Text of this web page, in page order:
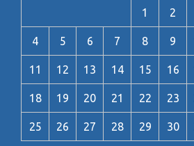
1 2
4 5 6 7 8 9
11 12 13 14 15 16
18 19 20 21 22 23
25 26 27 28 29 30